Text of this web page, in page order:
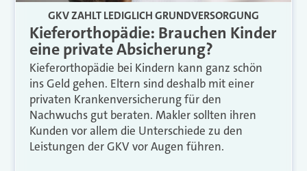
GKV ZAHLT LEDIGLICH GRUNDVERSORGUNG
Kieferorthopädie: Brauchen Kinder
eine private Absicherung?
Kieferorthopädie bei Kindern kann ganz schön
ins Geld gehen. Eltern sind deshalb mit einer
privaten Krankenversicherung für den
Nachwuchs gut beraten. Makler sollten ihren
Kunden vor allem die Unterschiede zu den
Leistungen der GKV vor Augen führen.